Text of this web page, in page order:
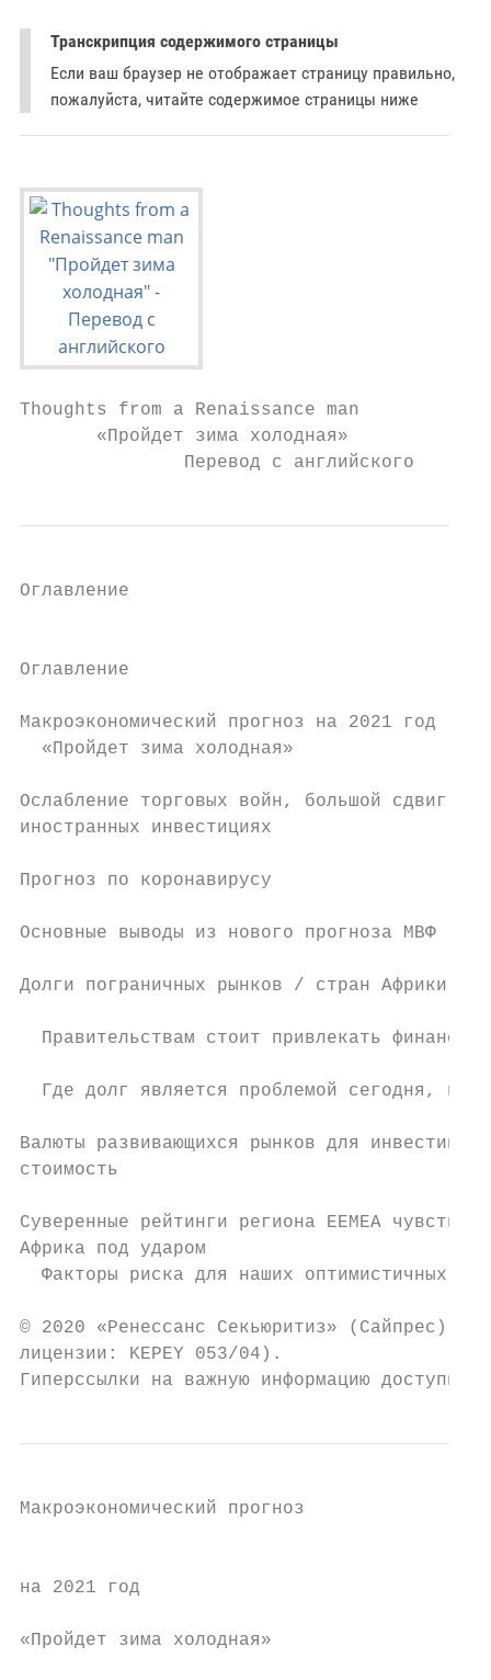
Транскрипция содержимого страницы
Если ваш браузер не отображает страницу правильно,
пожалуйста, читайте содержимое страницы ниже
Thoughts from a Renaissance man
       «Пройдет зима холодная»
               Перевод с английского
Оглавление
Оглавление
Макроэкономический прогноз на
«Пройдет зима холодная»
Ослабление торговых войн, большой сдвиг в
иностранных инвестициях
Прогноз по коронавирусу
Основные выводы из нового
Долги пограничных рынков / стран
Правительствам стоит привлекать
Где долг является проблемой сегодня, и
Валюты развивающихся рынков для
стоимость
Суверенные рейтинги региона EEMEA
Африка под ударом
Факторы риска для наших оптимистичных
© 2020 «Ренессанс Секьюритиз» (Сайпрес)
лицензии: KEPEY 053/04).
Гиперссылки на важную информацию
Макроэкономический прогноз
на 2021 год
«Пройдет зима холодная»